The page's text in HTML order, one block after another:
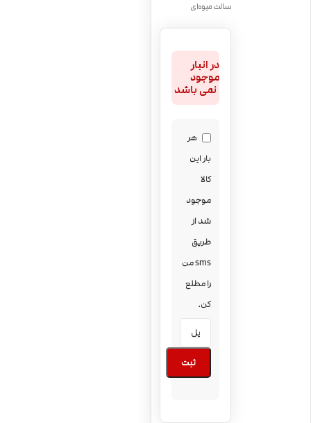
سالت میوه‌ای
در انبار
موجود
نمی باشد
هر
بار این
کالا
موجود
شد از
طریق
sms من
را مطلع
کن.
ثبت